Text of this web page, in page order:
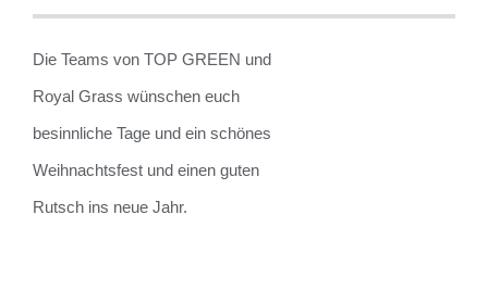
Die Teams von TOP GREEN und
Royal Grass wünschen euch
besinnliche Tage und ein schönes
Weihnachtsfest und einen guten
Rutsch ins neue Jahr.